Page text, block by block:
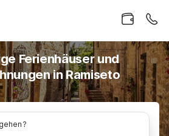
Ferienhäuser und
in Ramiseto